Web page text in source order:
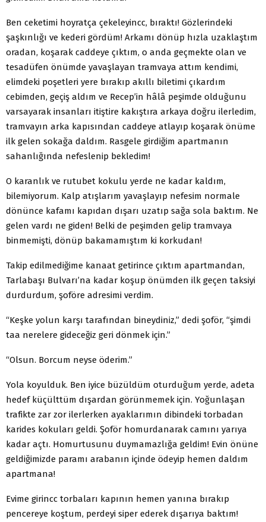
Ben ceketimi hoyratça çekeleyincc, bıraktı! Gözlerindeki
şaşkınlığı ve kederi gördüm! Arkamı dönüp hızla uzaklaştım
oradan, koşarak caddeye çıktım, o anda geçmekte olan ve
tesadüfen önümde yavaşlayan tramvaya attım kendimi,
elimdeki poşetleri yere bırakıp akıllı biletimi çıkardım
cebimden, geçiş aldım ve Recep’in hâlâ peşimde olduğunu
varsayarak insanları itiştire kakıştıra arkaya doğru ilerledim,
tramvayın arka kapısından caddeye atlayıp koşarak önüme
ilk gelen sokağa daldım. Rasgele girdiğim apartmanın
sahanlığında nefeslenip bekledim!
O karanlık ve rutubet kokulu yerde ne kadar kaldım,
bilemiyorum. Kalp atışlarım yavaşlayıp nefesim normale
dönünce kafamı kapıdan dışarı uzatıp sağa sola baktım. Ne
gelen vardı ne giden! Belki de peşimden gelip tramvaya
binmemişti, dönüp bakamamıştım ki korkudan!
Takip edilmediğime kanaat getirince çıktım apartmandan,
Tarlabaşı Bulvarı’na kadar koşup önümden ilk geçen taksiyi
durdurdum, şoföre adresimi verdim.
“Keşke yolun karşı tarafından bineydiniz,” dedi şoför, “şimdi
taa nerelere gideceğiz geri dönmek için.”
“Olsun. Borcum neyse öderim.”
Yola koyulduk. Ben iyice büzüldüm oturduğum yerde, adeta
hedef küçülttüm dışardan görünmemek için. Yoğunlaşan
trafikte zar zor ilerlerken ayaklarımın dibindeki torbadan
karides kokuları geldi. Şoför homurdanarak camını yarıya
kadar açtı. Homurtusunu duymamazlığa geldim! Evin önüne
geldiğimizde paramı arabanın içinde ödeyip hemen daldım
apartmana!
Evime girincc torbaları kapının hemen yanına bırakıp
pencereye koştum, perdeyi siper ederek dışarıya baktım!